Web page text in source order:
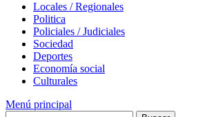
Locales / Regionales
Politica
Policiales / Judiciales
Sociedad
Deportes
Economía social
Culturales
Menú principal